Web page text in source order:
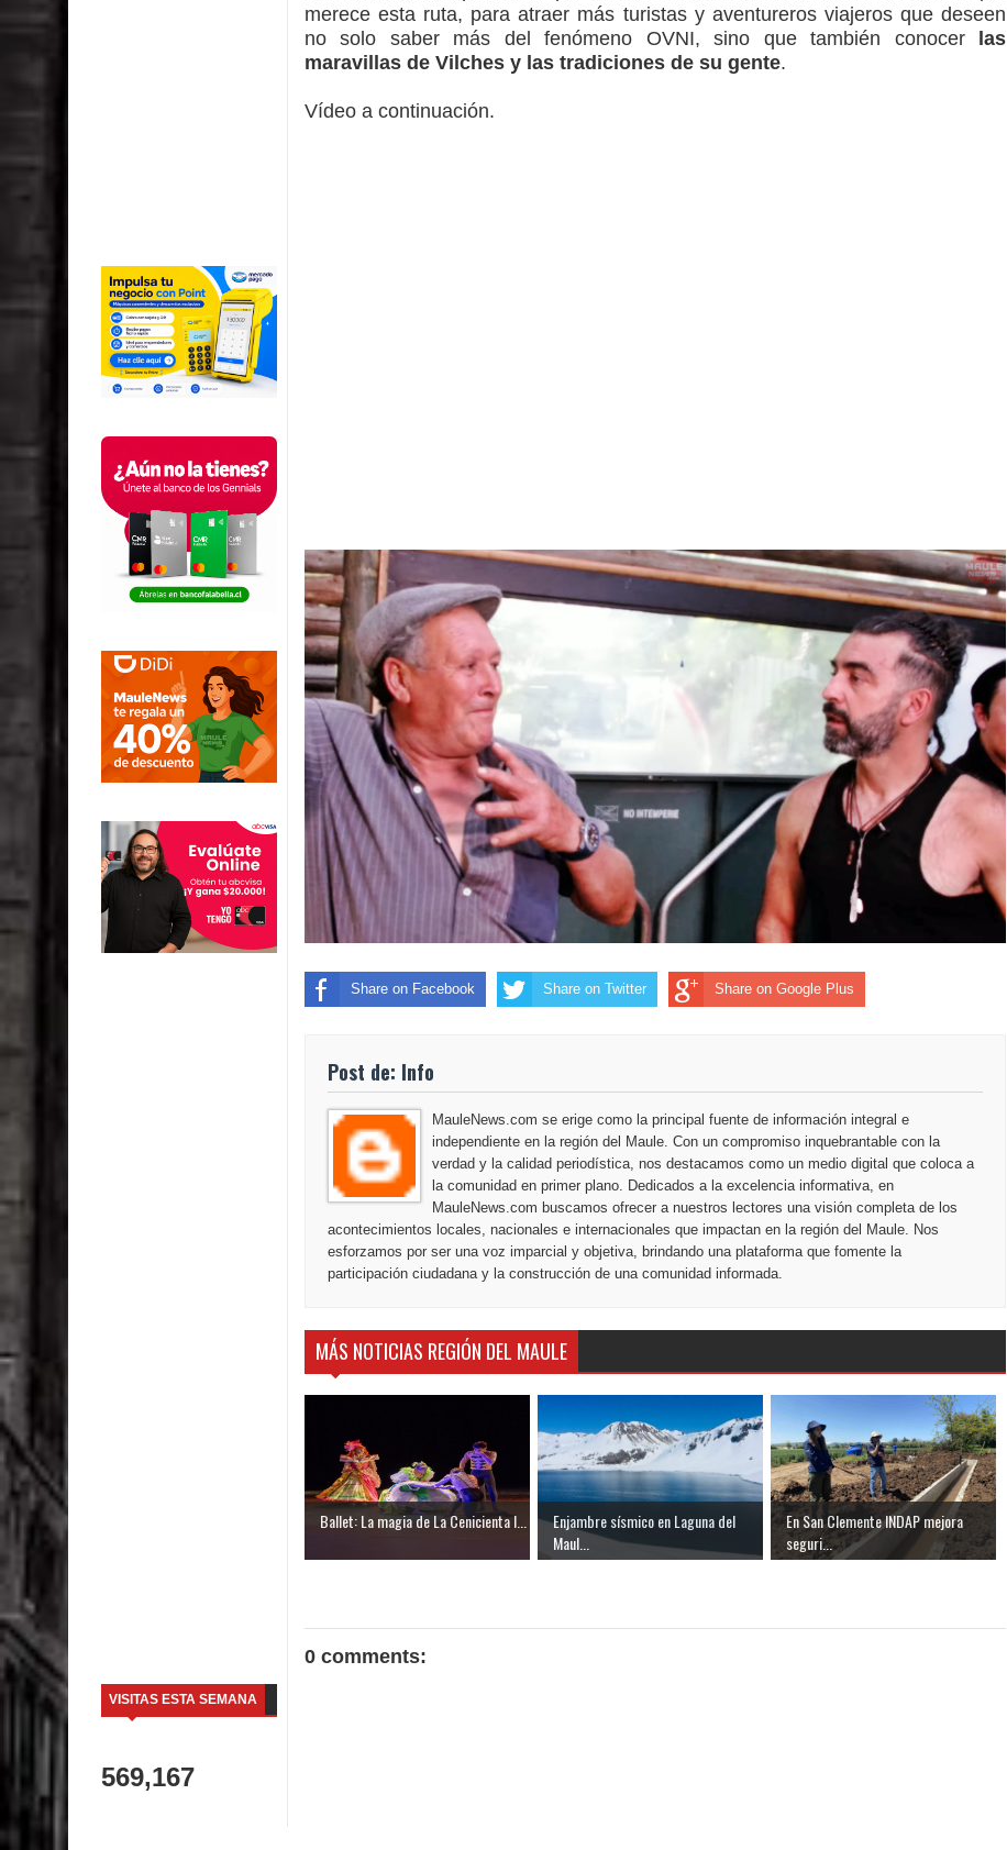
VISITAS ESTA SEMANA
569,167
merece esta ruta, para atraer más turistas y aventureros viajeros que deseen
no solo saber más del fenómeno OVNI, sino que también conocer las
maravillas de Vilches y las tradiciones de su gente.
Vídeo a continuación.
Share on Facebook Share on Twitter Share on Google Plus
Post de: Info
MauleNews.com se erige como la principal fuente de información integral e
independiente en la región del Maule. Con un compromiso inquebrantable con la
verdad y la calidad periodística, nos destacamos como un medio digital que coloca a
la comunidad en primer plano. Dedicados a la excelencia informativa, en
MauleNews.com buscamos ofrecer a nuestros lectores una visión completa de los
acontecimientos locales, nacionales e internacionales que impactan en la región del Maule. Nos
esforzamos por ser una voz imparcial y objetiva, brindando una plataforma que fomente la
participación ciudadana y la construcción de una comunidad informada.
MÁS NOTICIAS REGIÓN DEL MAULE
Ballet: La magia de La Cenicienta l...
Enjambre sísmico en Laguna del
Maul...
En San Clemente INDAP mejora
seguri...
0 comments: